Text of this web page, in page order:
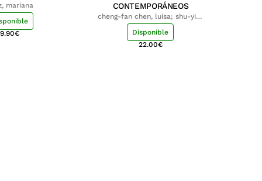
mariana
9.90€
CONTEMPORÁNEOS
cheng-fan chen, luisa; shu-ying
chang, luisa
Disponible
22.00€